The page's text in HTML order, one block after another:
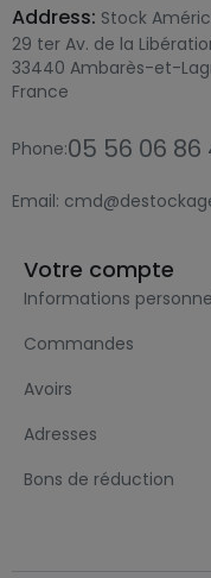
Address: Stock
29 ter Av. de la
33440 Ambarès-et-
France
Phone:05 56 06 86
Email:
Votre compte
Informations
Commandes
Avoirs
Adresses
Bons de réduction